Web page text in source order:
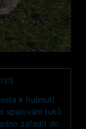
]
k hubnutí
spalování tuků
zařadit do